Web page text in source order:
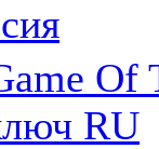
Of
RU